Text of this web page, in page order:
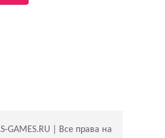
GAMES.RU | Все права на